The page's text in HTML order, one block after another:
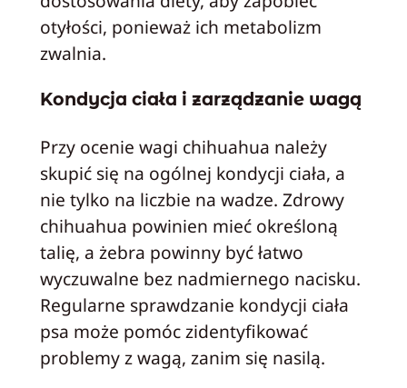
otyłości, ponieważ ich metabolizm
zwalnia.
Kondycja ciała i zarządzanie wagą
Przy ocenie wagi chihuahua należy
skupić się na ogólnej kondycji ciała, a
nie tylko na liczbie na wadze. Zdrowy
chihuahua powinien mieć określoną
talię, a żebra powinny być łatwo
wyczuwalne bez nadmiernego nacisku.
Regularne sprawdzanie kondycji ciała
psa może pomóc zidentyfikować
problemy z wagą, zanim się nasilą.